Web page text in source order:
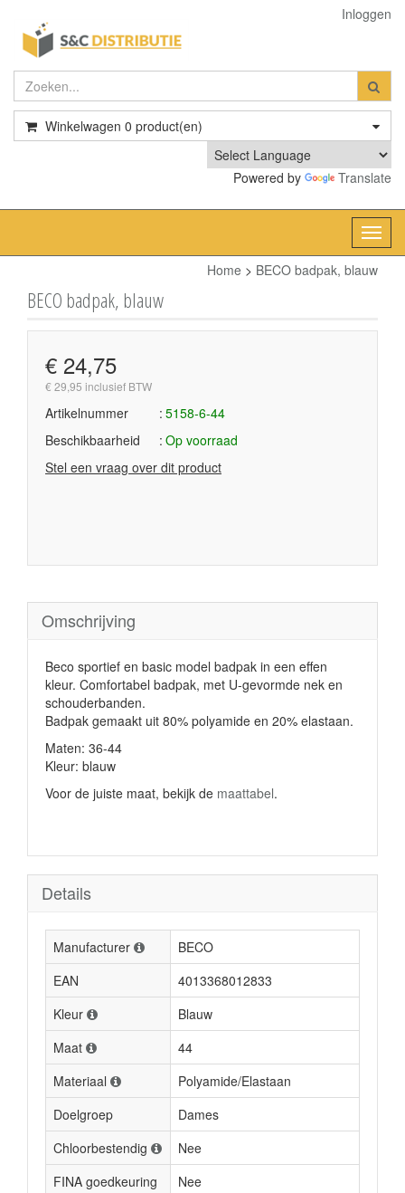
Inloggen
Winkelwagen 0 product(en)
Powered by Translate
Home > BECO badpak, blauw
BECO badpak, blauw
€ 24,75
€ 29,95 inclusief BTW
Artikelnummer
5158-6-44
Beschikbaarheid
Op voorraad
Stel een vraag over dit product
Omschrijving
Beco sportief en basic model badpak in een effen
kleur. Comfortabel badpak, met U-gevormde nek en
schouderbanden.
Badpak gemaakt uit 80% polyamide en 20% elastaan.
Maten: 36-44
Kleur: blauw
Voor de juiste maat, bekijk de maattabel.
Details
Manufacturer
BECO
EAN
4013368012833
Kleur
Blauw
Maat
44
Materiaal
Polyamide/Elastaan
Doelgroep
Dames
Chloorbestendig
Nee
FINA goedkeuring
Nee